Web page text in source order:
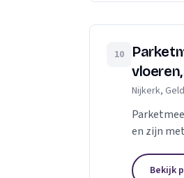
10
Nijkerk,
en zijn
Bekijk